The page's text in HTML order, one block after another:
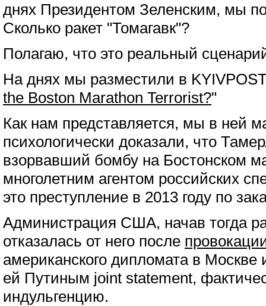
днях Президентом Зеленским, мы
Сколько ракет "Томагавк"?
Полагаю, что это реальный
На днях мы разместили в
the Boston Marathon Terrorist?"
Как нам представляется, мы в ней
психологически доказали, что
взорвавший бомбу на Бостонском
многолетним агентом российских
это преступление в 2013 году по
Администрация США, начав тогда
отказалась от него после
американского дипломата в Москве
ей Путиным joint statement,
индульгенцию.